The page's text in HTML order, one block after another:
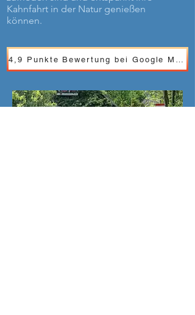
Kahnfahrt in der Natur genießen
können.
4,9 Punkte Bewertung bei Google Maps